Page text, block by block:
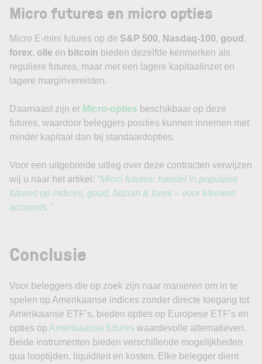
Micro futures en micro opties
Micro E-mini futures op de S&P 500, Nasdaq-100, goud ,
forex, olie en bitcoin bieden dezelfde kenmerken als
reguliere futures, maar met een lagere kapitaalinzet en
lagere marginvereisten.
Daarnaast zijn er Micro-opties beschikbaar op deze
futures, waardoor beleggers posities kunnen innemen met
minder kapitaal dan bij standaardopties.
Voor een uitgebreide uitleg over deze contracten verwijzen
wij u naar het artikel: “Micro futures: handel in populaire
futures op indices, goud, bitcoin & forex – voor kleinere
accounts.”
Conclusie
Voor beleggers die op zoek zijn naar manieren om in te
spelen op Amerikaanse indices zonder directe toegang tot
Amerikaanse ETF’s, bieden opties op Europese ETF’s en
opties op Amerikaanse futures waardevolle alternatieven.
Beide instrumenten bieden verschillende mogelijkheden
qua looptijden, liquiditeit en kosten. Elke belegger dient